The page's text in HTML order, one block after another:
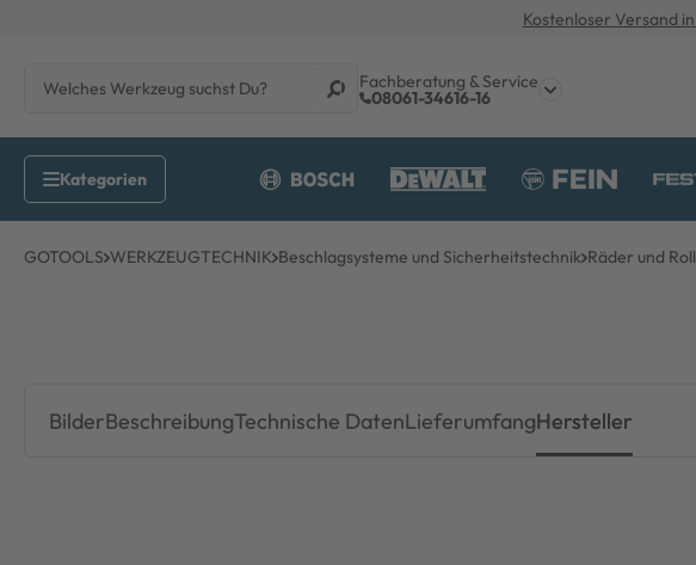
Kostenloser Versand
Fachberatung & Service
08061-34616-16
GOTOOLS WERKZEUGTECHNIK Beschlagsysteme und Sicherheitstechnik Räder und
BilderBeschreibungTechnische DatenLieferumfangHersteller